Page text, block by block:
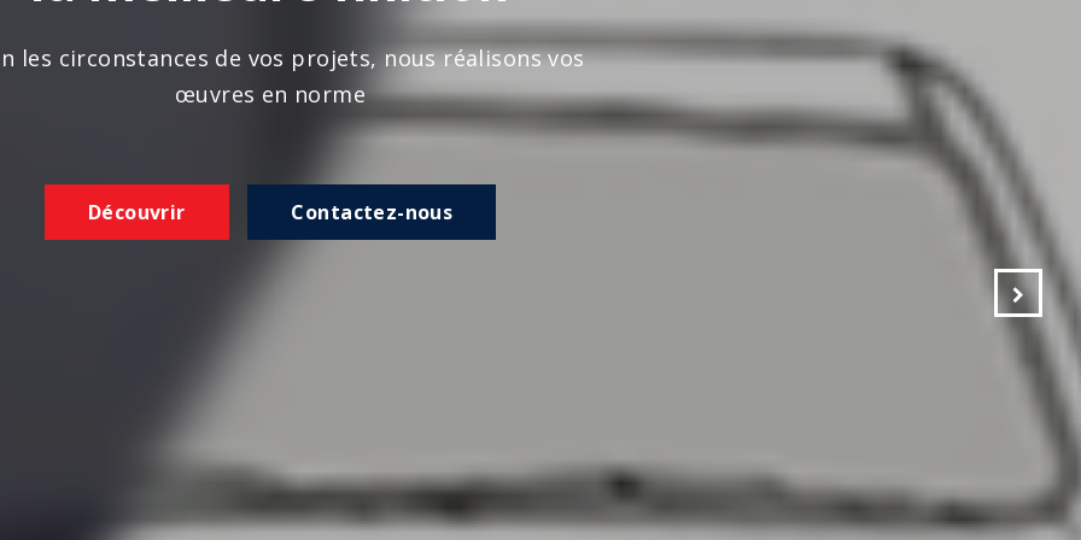
les circonstances de vos projets, nous réalisons vos
œuvres en norme
Découvrir Contactez-nous